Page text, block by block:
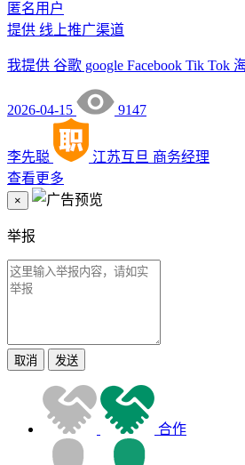
匿名用户
提供 线上推广渠道
我提供 谷歌 google Facebook Tik Tok
2026-04-15 9147
李先聪 江苏互旦 商务经理
查看更多
×
举报
取消 发送
合作